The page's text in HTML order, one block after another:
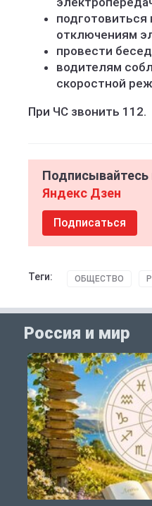
отключениям
провести
водителям
скоростной
При ЧС звонить 112.
Подписывайтесь
Яндекс Дзен
Подписаться
Теги: ОБЩЕСТВО
Россия и мир